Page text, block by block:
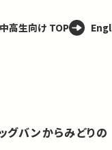
中高生向け TOP
グバンからみどりの